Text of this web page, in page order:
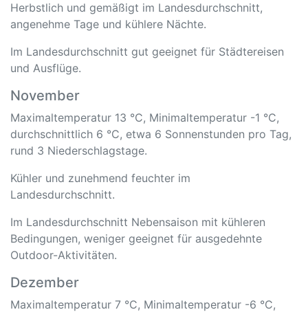
Herbstlich und gemäßigt im Landesdurchschnitt,
angenehme Tage und kühlere Nächte.
Im Landesdurchschnitt gut geeignet für Städtereisen
und Ausflüge.
November
Maximaltemperatur 13 °C, Minimaltemperatur -1 °C,
durchschnittlich 6 °C, etwa 6 Sonnenstunden pro Tag,
rund 3 Niederschlagstage.
Kühler und zunehmend feuchter im
Landesdurchschnitt.
Im Landesdurchschnitt Nebensaison mit kühleren
Bedingungen, weniger geeignet für ausgedehnte
Outdoor-Aktivitäten.
Dezember
Maximaltemperatur 7 °C, Minimaltemperatur -6 °C,